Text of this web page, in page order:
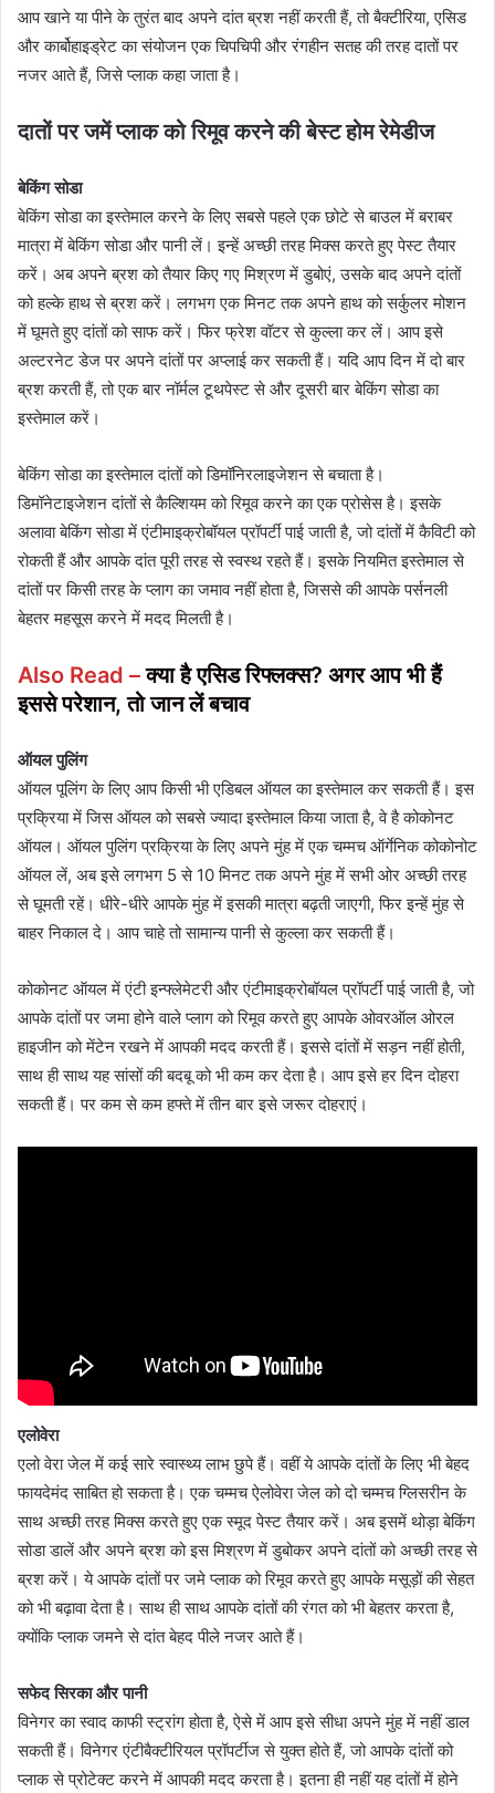
आप खाने या पीने के तुरंत बाद अपने दांत ब्रश नहीं करती हैं, तो बैक्टीरिया, एसिड
और कार्बोहाइड्रेट का संयोजन एक चिपचिपी और रंगहीन सतह की तरह दातों पर
नजर आते हैं, जिसे प्लाक कहा जाता है।
दातों पर जमें प्लाक को रिमूव करने की बेस्ट होम रेमेडीज
बेकिंग सोडा
बेकिंग सोडा का इस्तेमाल करने के लिए सबसे पहले एक छोटे से बाउल में बराबर
मात्रा में बेकिंग सोडा और पानी लें। इन्हें अच्छी तरह मिक्स करते हुए पेस्ट तैयार
करें। अब अपने ब्रश को तैयार किए गए मिश्रण में डुबोएं, उसके बाद अपने दांतों
को हल्के हाथ से ब्रश करें। लगभग एक मिनट तक अपने हाथ को सर्कुलर मोशन
में घूमते हुए दांतों को साफ करें। फिर फ्रेश वॉटर से कुल्ला कर लें। आप इसे
अल्टरनेट डेज पर अपने दांतों पर अप्लाई कर सकती हैं। यदि आप दिन में दो बार
ब्रश करती हैं, तो एक बार नॉर्मल टूथपेस्ट से और दूसरी बार बेकिंग सोडा का
इस्तेमाल करें।
बेकिंग सोडा का इस्तेमाल दांतों को डिमॉनिरलाइजेशन से बचाता है।
डिमॉनेटाइजेशन दांतों से कैल्शियम को रिमूव करने का एक प्रोसेस है। इसके
अलावा बेकिंग सोडा में एंटीमाइक्रोबॉयल प्रॉपर्टी पाई जाती है, जो दांतों में कैविटी को
रोकती हैं और आपके दांत पूरी तरह से स्वस्थ रहते हैं। इसके नियमित इस्तेमाल से
दांतों पर किसी तरह के प्लाग का जमाव नहीं होता है, जिससे की आपके पर्सनली
बेहतर महसूस करने में मदद मिलती है।
Also Read –क्या है एसिड रिफ्लक्स? अगर आप भी हैं
इससे परेशान, तो जान लें बचाव
ऑयल पुलिंग
ऑयल पूलिंग के लिए आप किसी भी एडिबल ऑयल का इस्तेमाल कर सकती हैं। इस
प्रक्रिया में जिस ऑयल को सबसे ज्यादा इस्तेमाल किया जाता है, वे है कोकोनट
ऑयल। ऑयल पुलिंग प्रक्रिया के लिए अपने मुंह में एक चम्मच ऑर्गेनिक कोकोनोट
ऑयल लें, अब इसे लगभग 5 से 10 मिनट तक अपने मुंह में सभी ओर अच्छी तरह
से घूमती रहें। धीरे-धीरे आपके मुंह में इसकी मात्रा बढ़ती जाएगी, फिर इन्हें मुंह से
बाहर निकाल दे। आप चाहे तो सामान्य पानी से कुल्ला कर सकती हैं।
कोकोनट ऑयल में एंटी इन्फ्लेमेटरी और एंटीमाइक्रोबॉयल प्रॉपर्टी पाई जाती है, जो
आपके दांतों पर जमा होने वाले प्लाग को रिमूव करते हुए आपके ओवरऑल ओरल
हाइजीन को मेंटेन रखने में आपकी मदद करती हैं। इससे दांतों में सड़न नहीं होती,
साथ ही साथ यह सांसों की बदबू को भी कम कर देता है। आप इसे हर दिन दोहरा
सकती हैं। पर कम से कम हफ्ते में तीन बार इसे जरूर दोहराएं।
एलोवेरा
एलो वेरा जेल में कई सारे स्वास्थ्य लाभ छुपे हैं। वहीं ये आपके दांतों के लिए भी बेहद
फायदेमंद साबित हो सकता है। एक चम्मच ऐलोवेरा जेल को दो चम्मच ग्लिसरीन के
साथ अच्छी तरह मिक्स करते हुए एक स्मूद पेस्ट तैयार करें। अब इसमें थोड़ा बेकिंग
सोडा डालें और अपने ब्रश को इस मिश्रण में डुबोकर अपने दांतों को अच्छी तरह से
ब्रश करें। ये आपके दांतों पर जमे प्लाक को रिमूव करते हुए आपके मसूड़ों की सेहत
को भी बढ़ावा देता है। साथ ही साथ आपके दांतों की रंगत को भी बेहतर करता है,
क्योंकि प्लाक जमने से दांत बेहद पीले नजर आते हैं।
सफेद सिरका और पानी
विनेगर का स्वाद काफी स्ट्रांग होता है, ऐसे में आप इसे सीधा अपने मुंह में नहीं डाल
सकती हैं। विनेगर एंटीबैक्टीरियल प्रॉपर्टीज से युक्त होते हैं, जो आपके दांतों को
प्लाक से प्रोटेक्ट करने में आपकी मदद करता है। इतना ही नहीं यह दांतों में होने